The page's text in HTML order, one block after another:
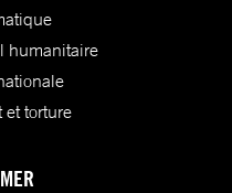
humanitaire
et torture